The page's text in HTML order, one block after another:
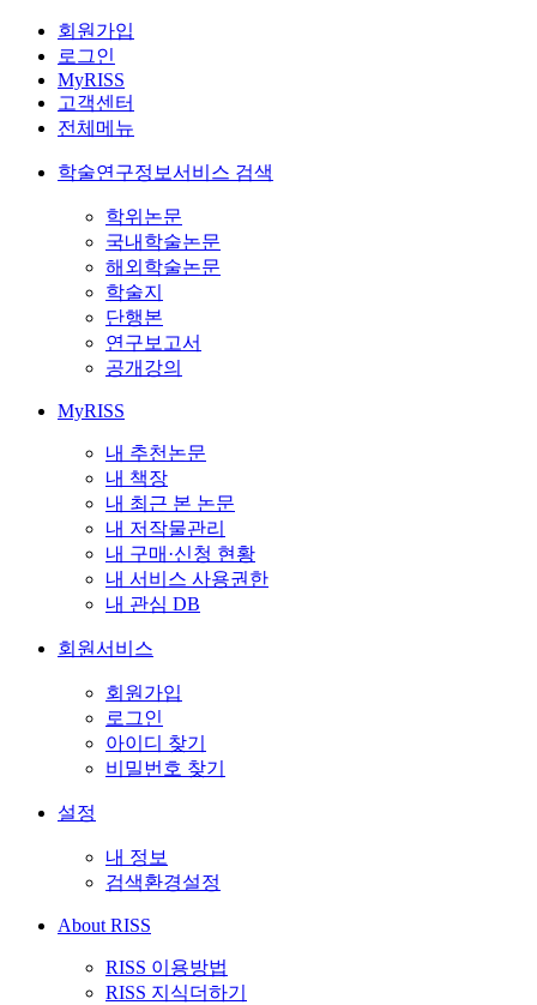
회원가입
로그인
MyRISS
고객센터
전체메뉴
학술연구정보서비스 검색
학위논문
국내학술논문
해외학술논문
학술지
단행본
연구보고서
공개강의
MyRISS
내 추천논문
내 책장
내 최근 본 논문
내 저작물관리
내 구매·신청 현황
내 서비스 사용권한
내 관심 DB
회원서비스
회원가입
로그인
아이디 찾기
비밀번호 찾기
설정
내 정보
검색환경설정
About RISS
RISS 이용방법
RISS 지식더하기